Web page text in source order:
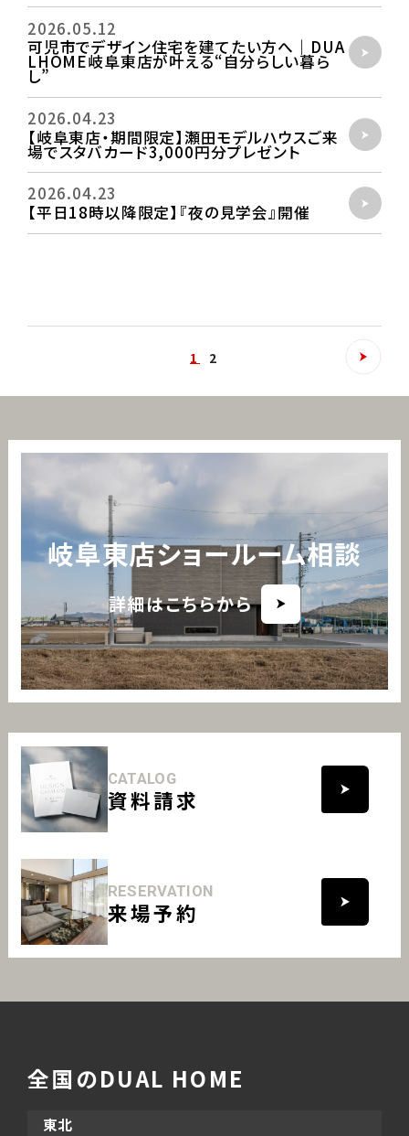
2026.05.12
可児市でデザイン住宅を建てたい方へ｜DUA
LHOME岐阜東店が叶える“自分らしい暮ら
し”
2026.04.23
【岐阜東店・期間限定】瀬田モデルハウスご来
場でスタバカード3,000円分プレゼント
2026.04.23
【平日18時以降限定】『夜の見学会』開催
1 2
岐阜東店ショールーム相談
詳細はこちらから
CATALOG
資料請求
RESERVATION
来場予約
全国のDUAL HOME
東北